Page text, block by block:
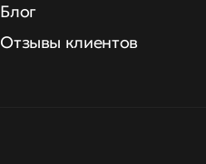
Блог
Отзывы клиентов